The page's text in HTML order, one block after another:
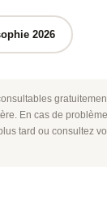
2026
En cas de
tard ou consultez